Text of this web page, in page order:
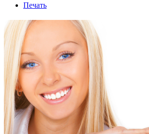
Печать